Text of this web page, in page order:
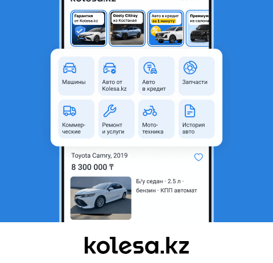
BMW X5 2012 года
Объявление находится в архиве и может быть
Атырау, Атырауская область
Поколение
2010 - 2013 E70 рестайлинг
Объем двигателя, л
3 (бензин)
Коробка передач
Полный привод